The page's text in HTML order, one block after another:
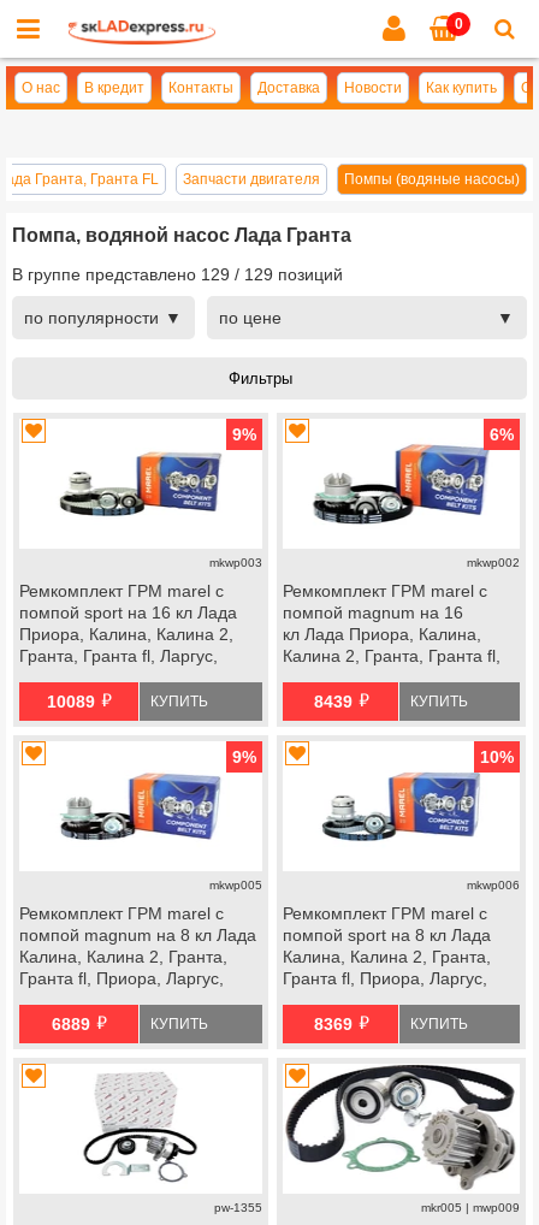
0
О нас В кредит Контакты Доставка Новости Как купить
Гранта, Гранта FL Запчасти двигателя Помпы (водяные насосы)
Помпа, водяной насос Лада Гранта
В группе представлено 129 / 129 позиций
по популярности по цене
9%
mkwp003
Ремкомплект ГРМ marel с
помпой sport на 16 кл Лада
Приора, Калина, Калина 2,
Гранта, Гранта fl, Ларгус,
datsun10089 й КУПИТЬ
6%
mkwp002
Ремкомплект ГРМ marel с
помпой magnum на 16
кл Лада Приора, Калина,
Калина 2, Гранта, Гранта fl,
Рей, datsun
8439 й КУПИТЬ
9%
mkwp005
Ремкомплект ГРМ marel с
помпой magnum на 8 кл Лада
Калина, Калина 2, Гранта,
Гранта fl, Приора, Ларгус,
6889 й КУПИТЬ
10%
mkwp006
Ремкомплект ГРМ marel с
помпой sport на 8 кл Лада
Калина, Калина 2, Гранта,
Гранта fl, Приора, Ларгус,
8369 й КУПИТЬ
pw-1355 mkr005 | mwp009